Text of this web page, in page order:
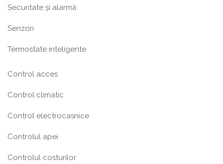
Securitate și alarmă
Senzori
Termostate inteligente
Control acces
Control climatic
Control electrocasnice
Controlul apei
Controlul costurilor